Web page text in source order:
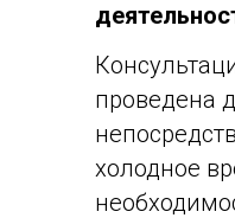
проведена
холодное